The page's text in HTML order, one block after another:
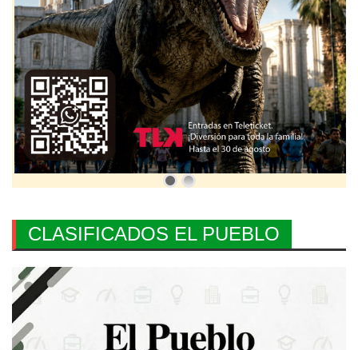
CLASIFICADOS EL PUEBLO